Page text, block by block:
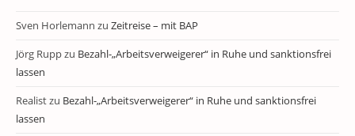
Sven Horlemann zu Zeitreise – mit BAP
Jörg Ruppzu Bezahl-„Arbeitsverweigerer“ in Ruhe und sanktionsfrei
lassen
Realistzu Bezahl-„Arbeitsverweigerer“ in Ruhe und sanktionsfrei
lassen